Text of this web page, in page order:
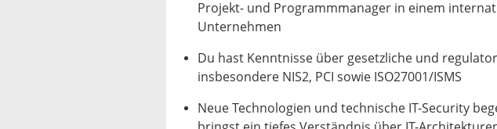
Projekt- und Programmmanager in einem
Unternehmen
Du hast Kenntnisse über gesetzliche und
insbesondere NIS2, PCI sowie ISO27001/ISMS
Neue Technologien und technische IT-Security